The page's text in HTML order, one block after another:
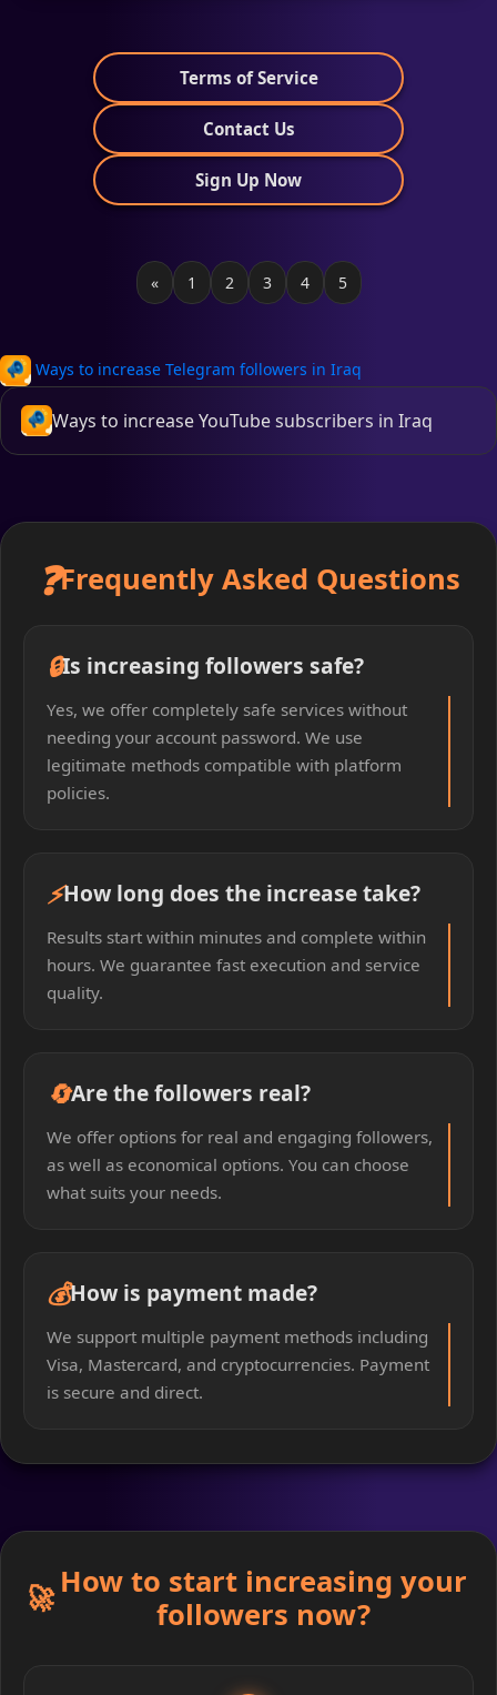
Terms of Service
Contact Us
Sign Up Now
« 1 2 3 4 5
Ways to increase Telegram followers in Iraq
Ways to increase YouTube subscribers in Iraq
❓Frequently Asked Questions
🔒Is increasing followers safe?
Yes, we offer completely safe services without
needing your account password. We use
legitimate methods compatible with platform
policies.
⚡How long does the increase take?
Results start within minutes and complete within
hours. We guarantee fast execution and service
quality.
🔄Are the followers real?
We offer options for real and engaging followers,
as well as economical options. You can choose
what suits your needs.
💰How is payment made?
We support multiple payment methods including
Visa, Mastercard, and cryptocurrencies. Payment
is secure and direct.
🚀 How to start increasing your
followers now?